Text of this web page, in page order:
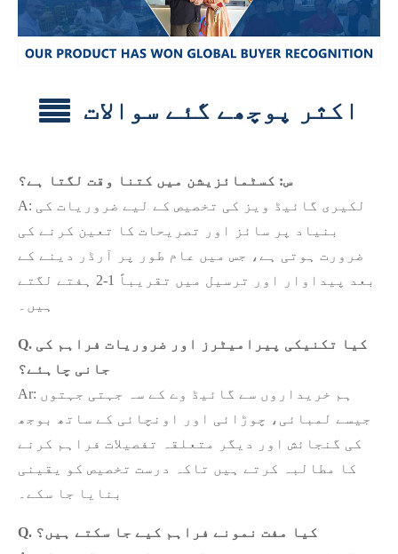
اکثر پوچھے گئے سوالات
س: کسٹمائزیشن میں کتنا وقت لگتا ہے؟
A: لکیری گائیڈ ویز کی تخصیص کے لیے ضروریات کی
بنیاد پر سائز اور تصریحات کا تعین کرنے کی
ضرورت ہوتی ہے، جس میں عام طور پر آرڈر دینے کے
بعد پیداوار اور ترسیل میں تقریباً 1-2 ہفتے لگتے
ہیں۔
Q. کیا تکنیکی پیرامیٹرز اور ضروریات فراہم کی
جانی چاہئے؟
Ar: ہم خریداروں سے گائیڈ وے کے سہ جہتی جہتوں
جیسے لمبائی، چوڑائی اور اونچائی کے ساتھ بوجھ
کی گنجائش اور دیگر متعلقہ تفصیلات فراہم کرنے
کا مطالبہ کرتے ہیں تاکہ درست تخصیص کو یقینی
بنایا جا سکے۔
Q. کیا مفت نمونے فراہم کیے جا سکتے ہیں؟